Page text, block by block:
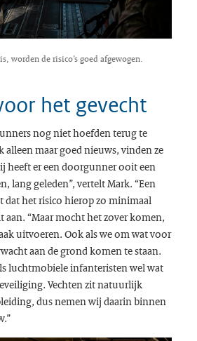
worden de risico’s goed afgewogen.
het gevecht
nog niet hoefden terug te
maar goed nieuws, vinden ze
heeft er eendoorgunnerooit een
lang geleden”, vertelt Mark. “Een
dat het risico hierop zo minimaal
aan. “Maar mocht het zover komen,
uitvoeren. Ook als we om wat voor
aan de grond komen te staan.
luchtmobiele infanteristen wel wat
Vechten zit natuurlijk
dus nemen wij daarin binnen